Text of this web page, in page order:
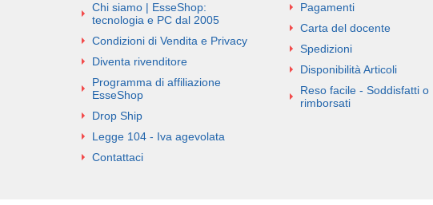
Chi siamo | EsseShop:
tecnologia e PC dal 2005
Condizioni di Vendita e Privacy
Diventa rivenditore
Programma di affiliazione
EsseShop
Drop Ship
Legge 104 - Iva agevolata
Contattaci
Pagamenti
Carta del docente
Spedizioni
Disponibilità Articoli
Reso facile - Soddisfatti o
rimborsati